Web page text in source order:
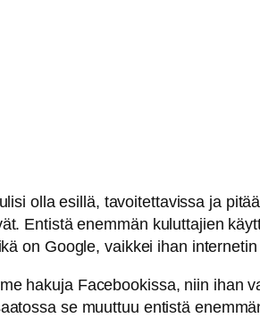
olla esillä, tavoitettavissa ja
Entistä enemmän kuluttajien
on Google, vaikkei ihan
hakuja Facebookissa, niin ihan
se muuttuu entistä